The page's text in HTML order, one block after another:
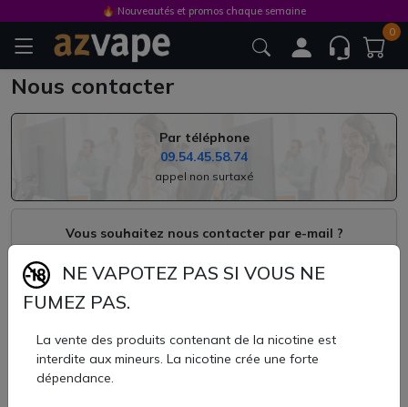
0
Nous contacter
Par téléphone
09.54.45.58.74
appel non surtaxé
Vous souhaitez nous contacter par e-mail ?
Votre nom *
Votre prénom *
🚚 Frais de port offerts à partir de 9.90 €
🔥 Nouveautés et promos chaque semaine
NE VAPOTEZ PAS SI VOUS NE
FUMEZ PAS.
La vente des produits contenant de la nicotine est
interdite aux mineurs. La nicotine crée une forte
dépendance.